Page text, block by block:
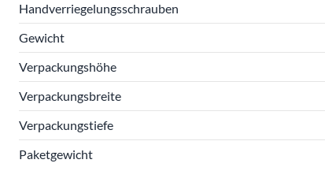
Handverriegelungsschrauben
Gewicht
Verpackungshöhe
Verpackungsbreite
Verpackungstiefe
Paketgewicht